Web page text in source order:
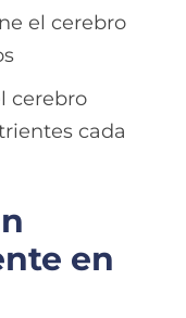
el cerebro
cerebro
cada
en